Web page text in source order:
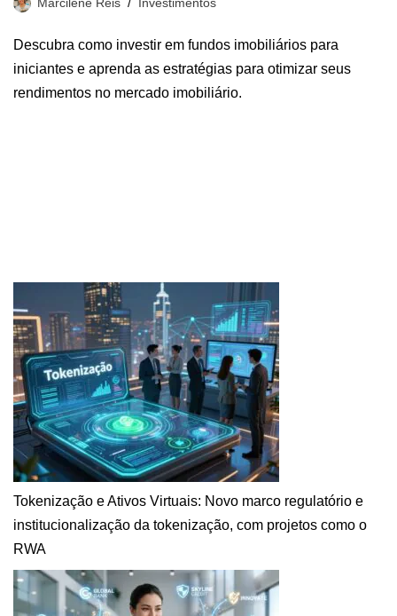
Descubra como investir em fundos imobiliários para
iniciantes e aprenda as estratégias para otimizar seus
rendimentos no mercado imobiliário.
Tokenização e Ativos Virtuais: Novo marco regulatório e
institucionalização da tokenização, com projetos como o
RWA